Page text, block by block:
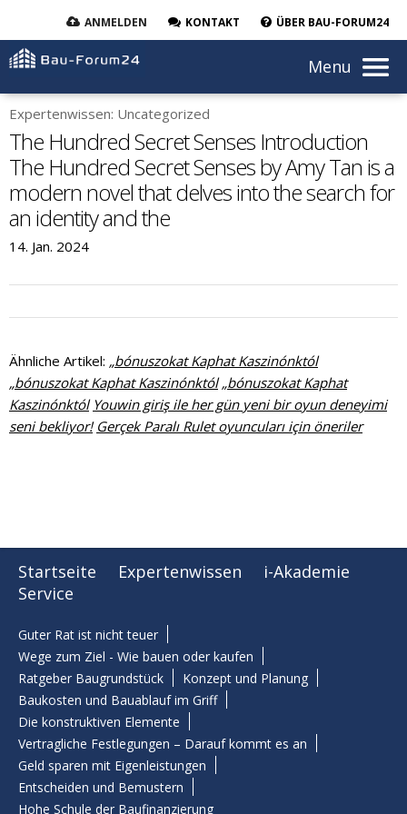
ANMELDEN KONTAKT ÜBER BAU-FORUM24
Menu
Expertenwissen: Uncategorized
The Hundred Secret Senses Introduction
The Hundred Secret Senses by Amy Tan is a
modern novel that delves into the search for
an identity and the
14. Jan. 2024
Ähnliche Artikel: „bónuszokat Kaphat Kaszinónktól
„bónuszokat Kaphat Kaszinónktól „bónuszokat Kaphat
Kaszinónktól Youwin giriş ile her gün yeni bir oyun deneyimi
seni bekliyor! Gerçek Paralı Rulet oyuncuları için öneriler
Startseite Expertenwissen
i-Akademie
Service
Guter Rat ist nicht teuer
Wege zum Ziel - Wie bauen oder kaufen
Ratgeber Baugrundstück
Konzept und Planung
Baukosten und Bauablauf im Griff
Die konstruktiven Elemente
Vertragliche Festlegungen – Darauf kommt es an
Geld sparen mit Eigenleistungen
Entscheiden und Bemustern
Hohe Schule der Baufinanzierung